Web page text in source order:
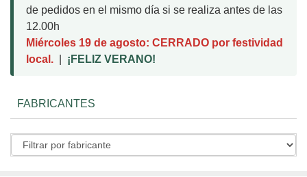
de pedidos en el mismo día si se realiza antes de las
12.00h
Miércoles 19 de agosto: CERRADO por festividad
local.
¡FELIZ VERANO!
FABRICANTES